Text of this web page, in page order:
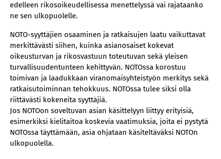
edelleen rikosoikeudellisessa menettelyssä vai rajataanko
ne sen ulkopuolelle.
NOTO-syyttäjien osaaminen ja ratkaisujen laatu vaikuttavat
merkittävästi siihen, kuinka asianosaiset kokevat
oikeusturvan ja rikosvastuun toteutuvan sekä yleisen
turvallisuudentunteen kehittyvän. NOTOssa korostuu
toimivan ja laadukkaan viranomaisyhteistyön merkitys sekä
ratkaisutoiminnan tehokkuus. NOTOssa tulee siksi olla
riittävästi kokeneita syyttäjiä.
Jos NOTOon soveltuvan asian käsittelyyn liittyy erityisiä,
esimerkiksi kielitaitoa koskevia vaatimuksia, joita ei pystytä
NOTOssa täyttämään, asia ohjataan käsiteltäväksi NOTOn
ulkopuolella.